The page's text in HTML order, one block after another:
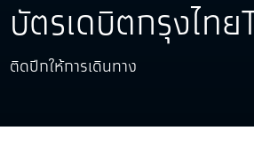
บัตรเดบิตกรุงไท
ติดปีกให้การเดินทาง ​​​